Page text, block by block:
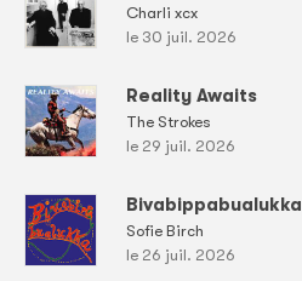
Charli xcx
le 30 juil. 2026
Reality Awaits
The Strokes
le 29 juil. 2026
Bivabippabualukka
Sofie Birch
le 26 juil. 2026